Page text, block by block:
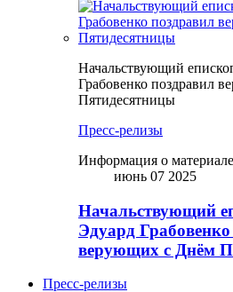
Начальствующий
Грабовенко поздравил
Пятидесятницы
Пресс-релизы
Информация о материале
июнь 07 2025
Начальствующий
Эдуард
верующих с Днём
Пресс-релизы